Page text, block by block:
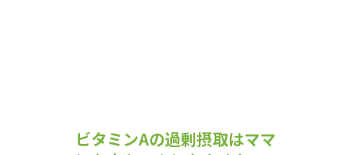
ビタミンAの過剰摂取はママ